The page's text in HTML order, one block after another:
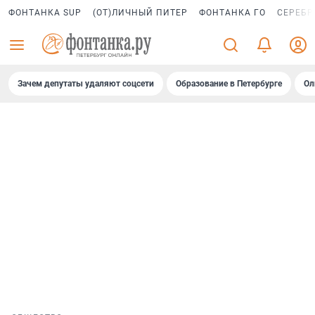
ФОНТАНКА SUP (ОТ)ЛИЧНЫЙ ПИТЕР ФОНТАНКА ГО
Зачем депутаты удаляют соцсети Образование в Петербурге